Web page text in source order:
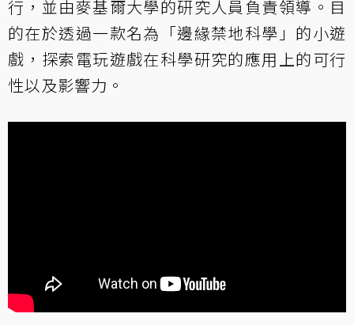
行，並由麥基爾大學的研究人員負責領導。目
的在於透過一款名為「邊緣禁地科學」的小遊
戲，探索電玩遊戲在科學研究的應用上的可行
性以及影響力。